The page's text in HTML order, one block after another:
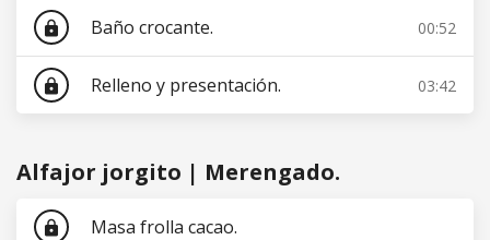
lock Baño crocante. 00:52
lock Relleno y presentación. 03:42
Alfajor jorgito | Merengado.
lock Masa frolla cacao.